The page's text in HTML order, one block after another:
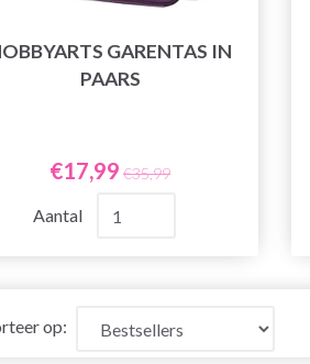
GARENTAS IN
PAARS
€17,99 €35,99
Aantal
op: